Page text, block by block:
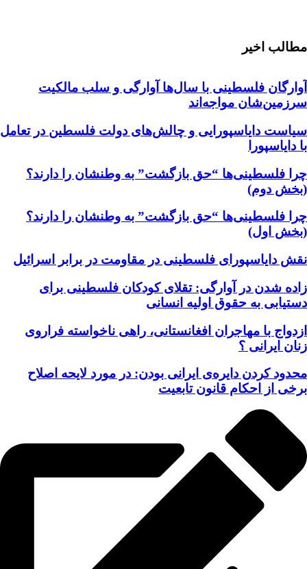
مطالب اخیر
آوارگان فلسطینی با سال‌ها آوارگی و سلب مالكيت
سرزمين‌شان مواجه‌اند
سیاست دایاسپورایی و چالش‌های دولت فلسطین در تعامل
با دایاسپورا
چرا فلسطینی‌ها “حق بازگشت” به وطنشان‌ را دارند؟
(بخش دوم)
چرا فلسطینی‌ها “حق بازگشت” به وطنشان‌ را دارند؟
(بخش اول)
نقش دایاسپورای فلسطینی در مقاومت در برابر اسرائیل
زاده شدن در آوارگی: تقلای کودکان فلسطینی برای
دستیابی به حقوق اولیه انسانی
ازدواج با مهاجران افغانستانی، راهی ناخواسته فراروی
زنان ایرانی ؟
محدود کردن دایره‌ی ایرانی بودن: در مورد لایحه اصلاح
برخی از احکام قانون تابعیت